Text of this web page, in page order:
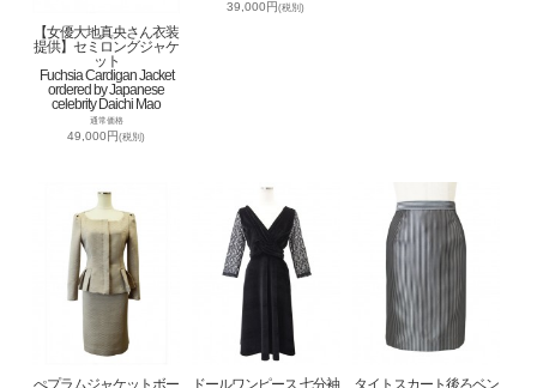
【女優大地真央さん衣装
提供】セミロングジャケ
ット
Fuchsia Cardigan Jacket
ordered by Japanese
celebrity Daichi Mao
通常価格
49,000円(税別)
39,000円(税別)